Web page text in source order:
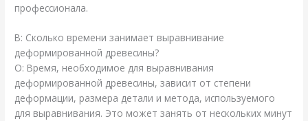
профессионала.
В: Сколько времени занимает выравнивание
деформированной древесины?
О: Время, необходимое для выравнивания
деформированной древесины, зависит от степени
деформации, размера детали и метода, используемого
для выравнивания. Это может занять от нескольких минут